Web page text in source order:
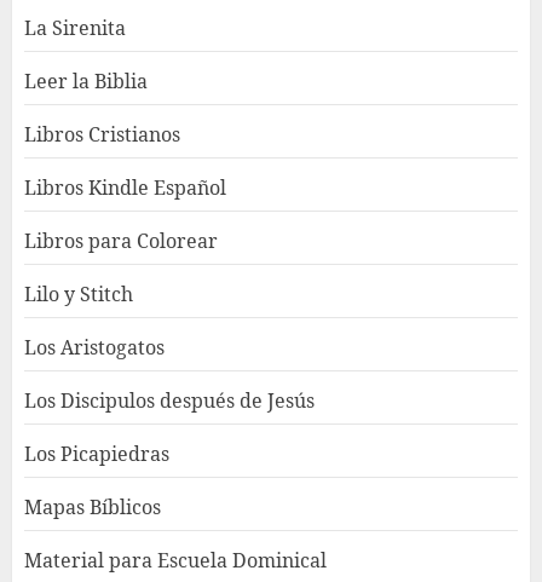
La Sirenita
Leer la Biblia
Libros Cristianos
Libros Kindle Español
Libros para Colorear
Lilo y Stitch
Los Aristogatos
Los Discipulos después de Jesús
Los Picapiedras
Mapas Bíblicos
Material para Escuela Dominical